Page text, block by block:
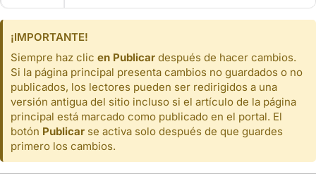
¡IMPORTANTE!
Siempre haz clicen Publicar después de hacer cambios.
Si la página principal presenta cambios no guardados o no
publicados, los lectores pueden ser redirigidos a una
versión antigua del sitio incluso si el artículo de la página
principal está marcado como publicado en el portal. El
botón Publicar se activa solo después de que guardes
primero los cambios.